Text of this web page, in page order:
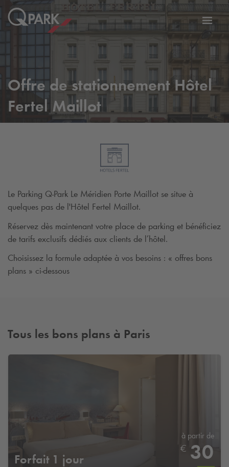
Offre de stationnement Hôtel
Fertel Maillot
Le Parking Q-Park Le Méridien Porte Maillot se situe à
quelques pas de l'Hôtel Fertel Maillot.
Réservez dès maintenant votre place de parking et bénéficiez
de tarifs exclusifs dédiés aux clients de l’hôtel.
Choisissez la formule adaptée à vos besoins : « offres bons
plans » ci-dessous
Tous les bons plans à Paris
Forfait 1 jour
à partir de
€ 30